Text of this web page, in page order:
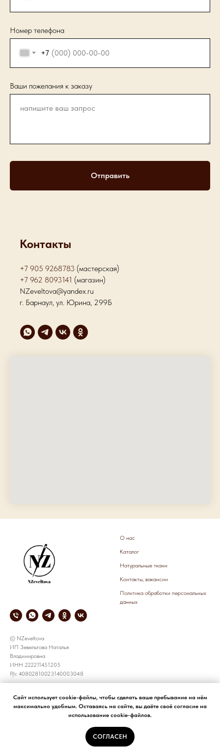
Сайт использует cookie-файлы, чтобы сделать ваше пребывание на нём
максимально удобным. Оставаясь на сайте, вы даёте своё согласие на
использование cookie-файлов.
СОГЛАСЕН
Номер телефона
+7
Ваши пожелания к заказу
Отправить
Контакты
+7 905 9268783 (мастерская)
+7 962 8093141 (магазин)
NZeveltova@yandex.ru
г. Барнаул, ул. Юрина, 299Б
© NZeveltova
ИП Зевельтова Наталья
Владимировна
ИНН 222211451205
Р/с 40802810023140003048
О нас
Каталог
Натуральные ткани
Контакты, вакансии
Политика обработки персональных
данных
СОТРУДНИЧЕСТВО
все предложения принимаем по
КОРПОРАТИВНЫЕ ЗАКАЗЫ
+7 905 926 8783
e-mail: NZeveltova@yandex.ru